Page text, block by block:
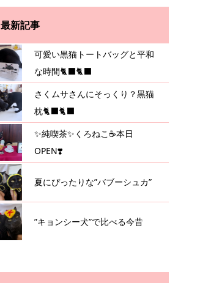
最新記事
可愛い黒猫トートバッグと平和
な時間🐈‍⬛🐈‍⬛
さくムサさんにそっくり？黒猫
枕🐈‍⬛🐈‍⬛
✨純喫茶✨くろねこ☕️本日
OPEN❣️
夏にぴったりな”バブーシュカ”
”キョンシー犬”で比べる今昔